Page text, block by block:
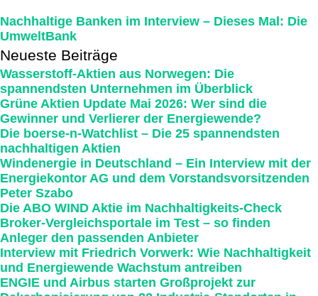
Nachhaltige Banken im Interview – Dieses Mal: Die
UmweltBank
Neueste Beiträge
Wasserstoff-Aktien aus Norwegen: Die
spannendsten Unternehmen im Überblick
Grüne Aktien Update Mai 2026: Wer sind die
Gewinner und Verlierer der Energiewende?
Die boerse-n-Watchlist – Die 25 spannendsten
nachhaltigen Aktien
Windenergie in Deutschland – Ein Interview mit der
Energiekontor AG und dem Vorstandsvorsitzenden
Peter Szabo
Die ABO WIND Aktie im Nachhaltigkeits-Check
Broker-Vergleichsportale im Test – so finden
Anleger den passenden Anbieter
Interview mit Friedrich Vorwerk: Wie Nachhaltigkeit
und Energiewende Wachstum antreiben
ENGIE und Airbus starten Großprojekt zur